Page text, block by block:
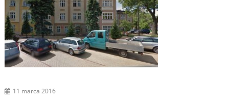
11 marca 2016